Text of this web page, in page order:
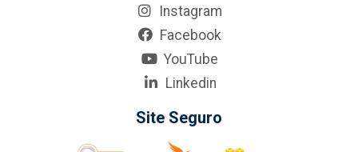
Instagram
Facebook
YouTube
Linkedin
Site Seguro